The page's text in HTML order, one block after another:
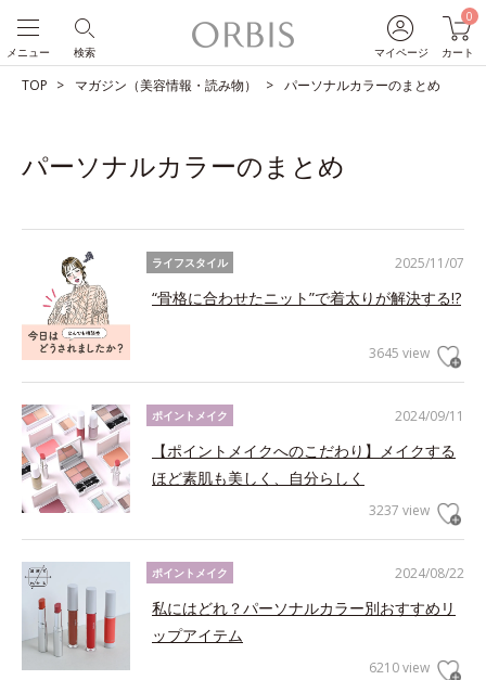
マイページ
0
カート
検索
メニュー
TOP マガジン（美容情報・読み物） パーソナルカラーのまとめ
パーソナルカラーのまとめ
2025/11/07
ライフスタイル
“骨格に合わせたニット”で着太りが解決する!?
3645 view
2024/09/11
ポイントメイク
【ポイントメイクへのこだわり】メイクする
ほど素肌も美しく、自分らしく
3237 view
2024/08/22
ポイントメイク
私にはどれ？パーソナルカラー別おすすめリ
ップアイテム
6210 view